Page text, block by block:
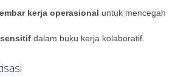
kerja operasional untuk mencegah
dalam buku kerja kolaboratif.